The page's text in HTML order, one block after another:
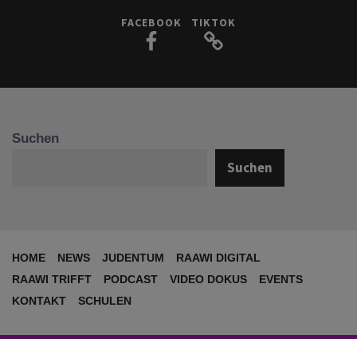
FACEBOOK TIKTOK
Suchen
Suchen
HOME NEWS JUDENTUM
RAAWI DIGITAL
RAAWI TRIFFT
PODCAST VIDEO DOKUS
EVENTS
KONTAKT
SCHULEN